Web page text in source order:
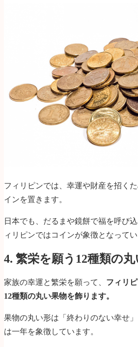
フィリピンでは、幸運や財産を招く
インを置きます。
日本でも、だるまや鏡餅で福を呼び
ィリピンではコインが象徴となってい
4. 繁栄を願う12種類の
家族の幸運と繁栄を願って、 フィリ
12種類の丸い果物を飾ります。
果物の丸い形は「終わりのない幸せ
は一年を象徴しています。